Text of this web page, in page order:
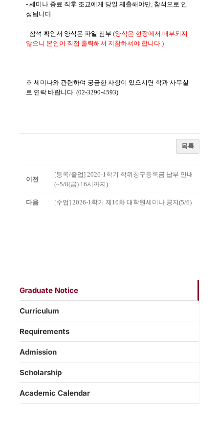
- 세미나 종료 직후 조교에게 당일 제출해야만, 참석으로 인
정됩니다.
- 참석 확인서 양식은 파일 첨부 (양식은 현장에서 배부되지
않으니 본인이 직접 출력해서 지참하셔야 합니다.)
※ 세미나와 관련하여 궁금한 사항이 있으시면 학과 사무실
로 연락 바랍니다. (02-3290-4593)
목록
이전
[등록/졸업] 2026-1학기 학위청구등록금 납부 안내
(~5/8(금) 16시까지)
다음 [수업] 2026-1학기 제10차 대학원세미나 공지(5/6)
Graduate Notice
Curriculum
Requirements
Admission
Scholarship
Academic Calendar